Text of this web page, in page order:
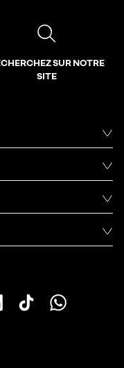
SUR NOTRE
SITE